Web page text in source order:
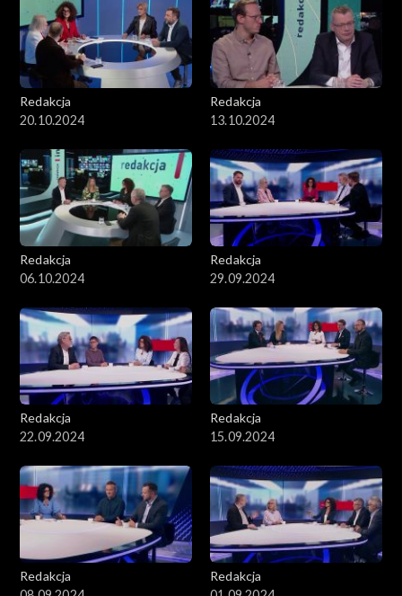
Redakcja
20.10.2024
Redakcja
13.10.2024
Redakcja
06.10.2024
Redakcja
29.09.2024
Redakcja
22.09.2024
Redakcja
15.09.2024
Redakcja
Redakcja